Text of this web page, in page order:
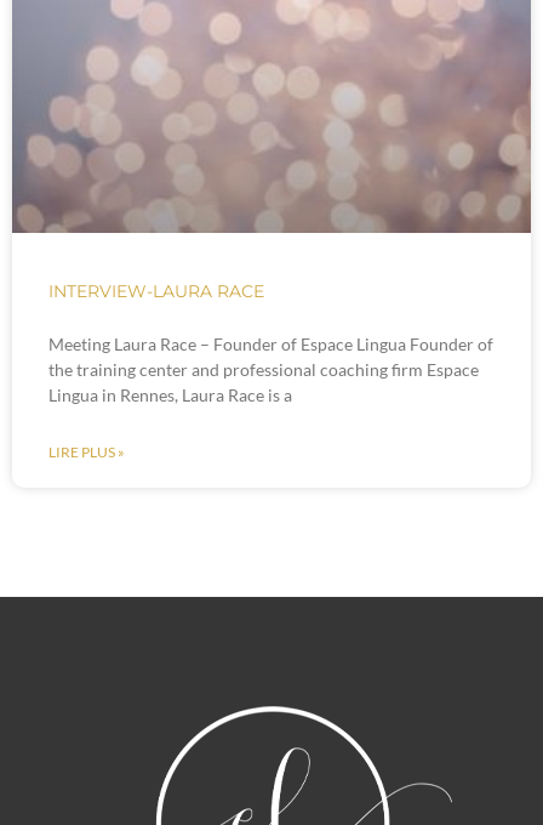
INTERVIEW-LAURA RACE
Meeting Laura Race – Founder of Espace Lingua Founder of
the training center and professional coaching firm Espace
Lingua in Rennes, Laura Race is a
LIRE PLUS »